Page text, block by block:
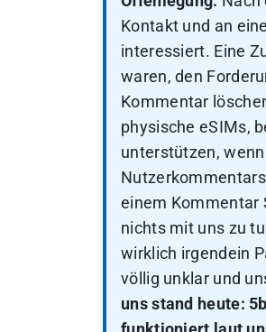
Kontakt und an
interessiert. Eine
waren, den
Kommentar
physische eSIMs,
unterstützen,
einem Kommentar
nichts mit uns zu
wirklich irgendein
völlig unklar und
uns stand heute: